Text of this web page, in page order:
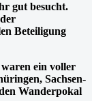
gut besucht.
Beteiligung
waren ein voller
Sachsen-
Wanderpokal